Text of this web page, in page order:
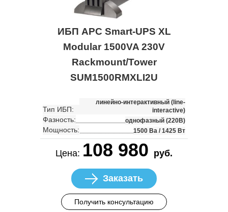
ИБП APC Smart-UPS XL
Modular 1500VA 230V
Rackmount/Tower
SUM1500RMXLI2U
Тип ИБП:
линейно-интерактивный (line-
interactive)
Фазность: однофазный (220В)
Мощность: 1500 Ва / 1425 Вт
Цена: 108 980 руб.
Заказать
Получить консультацию